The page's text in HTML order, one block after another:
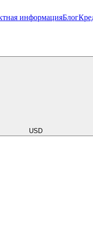
информацияБлог
USD